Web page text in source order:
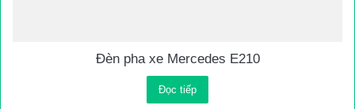
Đèn pha xe Mercedes E210
Đọc tiếp